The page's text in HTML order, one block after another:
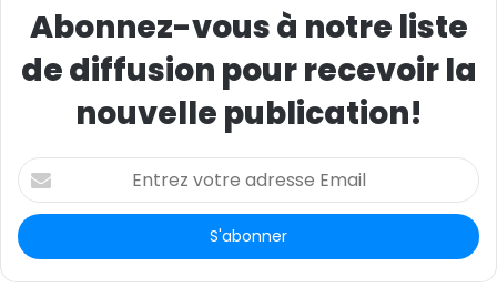
Abonnez-vous à notre liste
de diffusion pour recevoir la
nouvelle publication!
E
n
r
e
z